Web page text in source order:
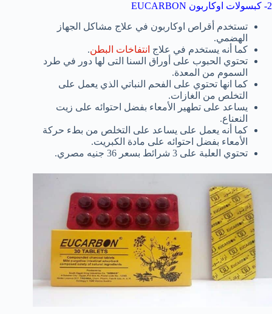
2- كبسولات اوكاربون EUCARBON
تستخدم أقراص اوكاربون في علاج مشاكل الجهاز
الهضمي.
كما أنه يستخدم في علاج انتفاخات البطن.
تحتوي الحبوب على أوراق السنا التى لها دور في طرد
السموم من المعدة.
كما انها تحتوي على الفحم النباتي الذي يعمل على
التخلص من الغازات.
يساعد على تطهير الأمعاء بفضل احتوائه على زيت
النعناع.
كما أنه يعمل على يساعد على التخلص من بطء حركة
الأمعاء بفضل احتوائه على مادة الكبريت.
تحتوي العلبة على 3 شرائط بسعر 36 جنيه مصري.